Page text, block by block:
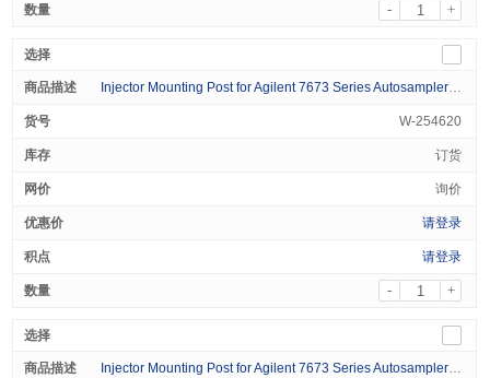
- +
Injector Mounting Post for Agilent 7673 Series Autosamplers, for use with 6890 GCs 1/pk
W-254620
订货
询价
请登录
请登录
- +
Injector Mounting Post for Agilent 7673 Series Autosamplers, for use with 5890 GCs 1/pk